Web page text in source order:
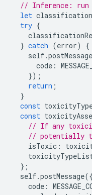
// Inference:
let
try {
} catch (error)
{
self.postMessage
code :
});
return ;
}
const
const
// If any
// potentially
isToxic :
};
self.postMessage({
code :